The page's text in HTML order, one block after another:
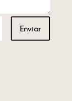
Enviar